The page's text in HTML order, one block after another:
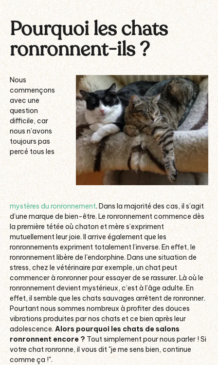
Pourquoi les chats
ronronnent-ils ?
Nous
commençons
avec une
question
difficile, car
nous n’avons
toujours pas
percé tous les
mystères du ronronnement. Dans la majorité des cas, il s’agit
d’une marque de bien-être. Le ronronnement commence dès
la première tétée où chaton et mère s’expriment
mutuellement leur joie. Il arrive également que les
ronronnements expriment totalement l’inverse. En effet, le
ronronnement libère de l'endorphine. Dans une situation de
stress, chez le vétérinaire par exemple, un chat peut
commencer à ronronner pour essayer de se rassurer. Là où le
ronronnement devient mystérieux, c’est à l’âge adulte. En
effet, il semble que les chats sauvages arrêtent de ronronner.
Pourtant nous sommes nombreux à profiter des douces
vibrations produites par nos chats et ce bien après leur
adolescence. Alors pourquoi les chats de salons
ronronnent encore ? Tout simplement pour nous parler ! Si
votre chat ronronne, il vous dit "je me sens bien, continue
comme ça !".